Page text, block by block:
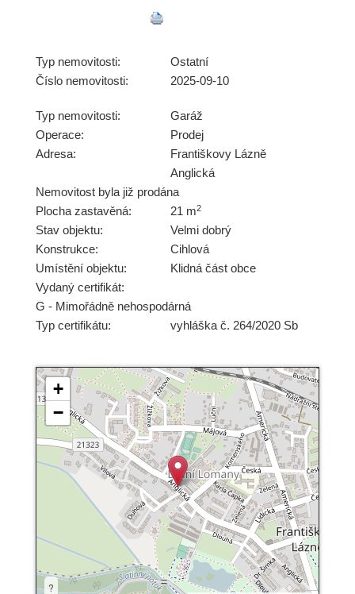
Typ nemovitosti:
Ostatní
Číslo nemovitosti:
2025-09-10
Typ nemovitosti:
Garáž
Operace:
Prodej
Adresa:
Františkovy Lázně
Anglická
Nemovitost byla již prodána
Plocha zastavěná:
21 m2
Stav objektu:
Velmi dobrý
Konstrukce:
Cihlová
Umístění objektu:
Klidná část obce
Vydaný certifikát:
G - Mimořádně nehospodárná
Typ certifikátu:
vyhláška č. 264/2020 Sb
+
−
?